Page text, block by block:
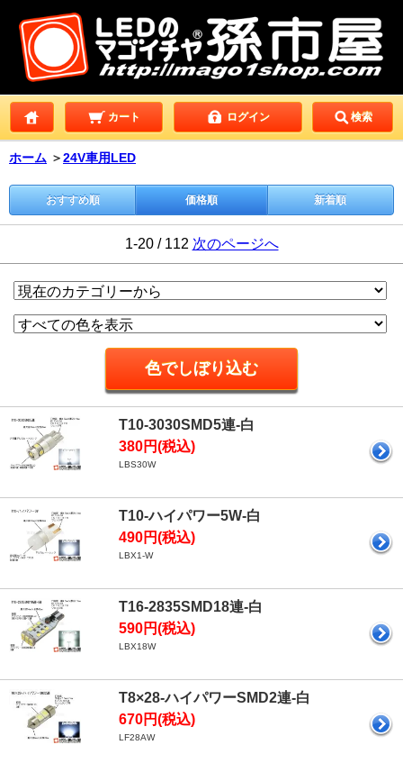
カート ログイン 検索
ホーム ＞24V車用LED
おすすめ順 価格順 新着順
1-20 / 112 次のページへ
T10-3030SMD5連-白
380円(税込)
LBS30W
T10-ハイパワー5W-白
490円(税込)
LBX1-W
T16-2835SMD18連-白
590円(税込)
LBX18W
T8×28-ハイパワーSMD2連-白
670円(税込)
LF28AW